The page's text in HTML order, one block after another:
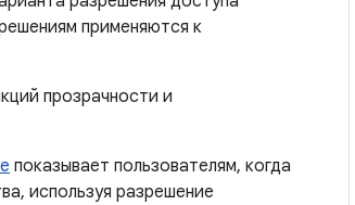
применяются к
прозрачности и
показывает пользователям, когда
используя разрешение